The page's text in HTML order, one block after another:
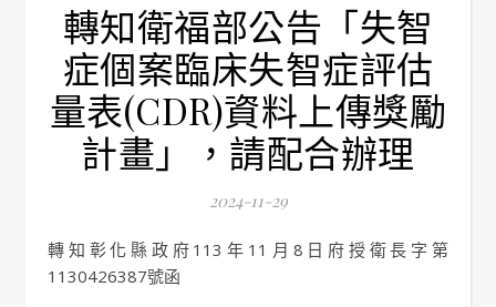
轉知衛福部公告「失智
症個案臨床失智症評估
量表(CDR)資料上傳獎勵
計畫」，請配合辦理
2024-11-29
轉知彰化縣政府113年11月8日府授衛長字第
1130426387號函